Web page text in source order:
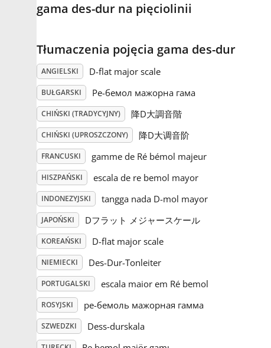
gama des-dur na pięciolinii
Tłumaczenia pojęcia gama des-dur
ANGIELSKI D-flat major scale
BUŁGARSKI Ре-бемол мажорна гама
CHIŃSKI (TRADYCYJNY) 降D大調音階
CHIŃSKI (UPROSZCZONY) 降D大调音阶
FRANCUSKI gamme de Ré bémol majeur
HISZPAŃSKI escala de re bemol mayor
INDONEZYJSKI tangga nada D-mol mayor
JAPOŃSKI Dフラット メジャースケール
KOREAŃSKI D-flat major scale
NIEMIECKI Des-Dur-Tonleiter
PORTUGALSKI escala maior em Ré bemol
ROSYJSKI ре-бемоль мажорная гамма
SZWEDZKI Dess-durskala